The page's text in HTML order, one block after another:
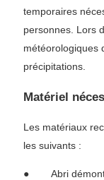
temporaires
personnes. Lors
météorologiques
précipitations.
Matériel
Les matériaux
les suivants :
● Abri